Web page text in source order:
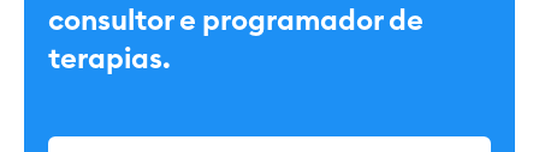
consultor e programador de
terapias.